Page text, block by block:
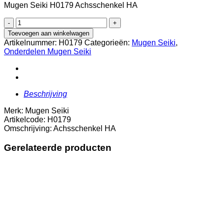
Mugen Seiki H0179 Achsschenkel HA
Achsschenkel
HA
aantal
Toevoegen aan winkelwagen
Artikelnummer: H0179 Categorieën: Mugen Seiki,
Onderdelen Mugen Seiki
Beschrijving
Merk: Mugen Seiki
Artikelcode: H0179
Omschrijving: Achsschenkel HA
Gerelateerde producten